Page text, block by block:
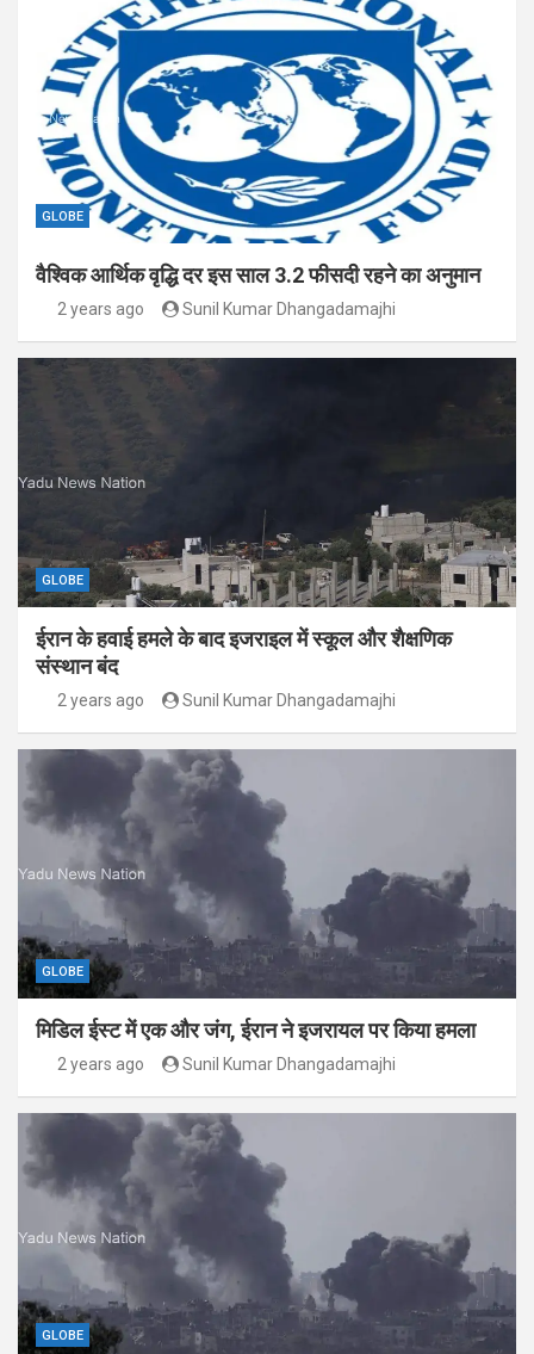
GLOBE
वैश्विक आर्थिक वृद्धि दर इस साल 3.2 फीसदी रहने का अनुमान
2 years ago Sunil Kumar Dhangadamajhi
GLOBE
ईरान के हवाई हमले के बाद इजराइल में स्कूल और शैक्षणिक
संस्थान बंद
2 years ago Sunil Kumar Dhangadamajhi
GLOBE
मिडिल ईस्ट में एक और जंग, ईरान ने इजरायल पर किया हमला
2 years ago Sunil Kumar Dhangadamajhi
GLOBE